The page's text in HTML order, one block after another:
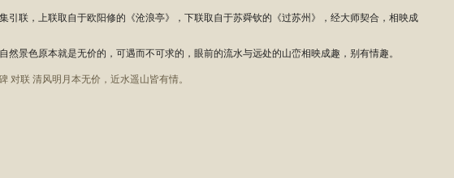
引联，上联取自于欧阳修的《沧浪亭》，下联取自于苏舜钦的《过苏州》，经大师契合，相映成
然景色原本就是无价的，可遇而不可求的，眼前的流水与远处的山峦相映成趣，别有情趣。